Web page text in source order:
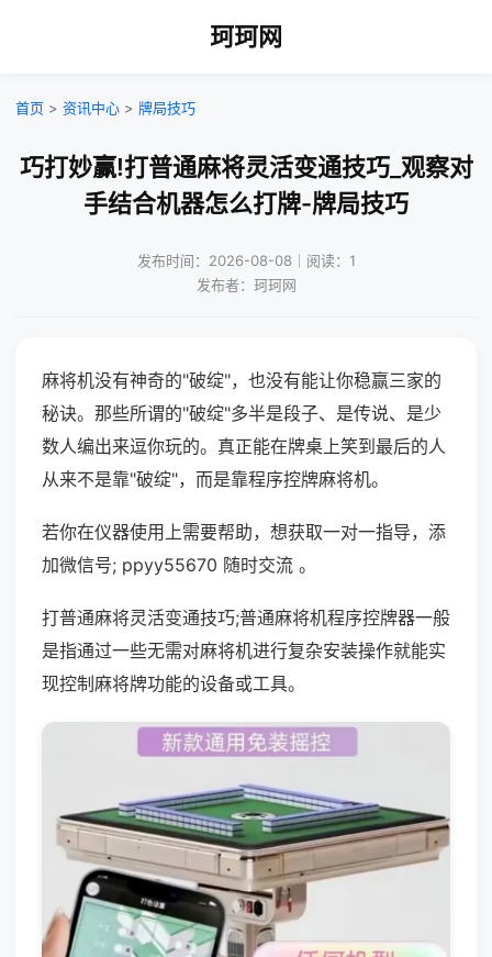
珂珂网
首页 > 资讯中心 > 牌局技巧
巧打妙赢!打普通麻将灵活变通技巧_观察对
手结合机器怎么打牌-牌局技巧
发布时间：2026-08-08｜阅读：1
发布者：珂珂网
麻将机没有神奇的"破绽"，也没有能让你稳赢三家的
秘诀。那些所谓的"破绽"多半是段子、是传说、是少
数人编出来逗你玩的。真正能在牌桌上笑到最后的人
从来不是靠"破绽"，而是靠程序控牌麻将机。
若你在仪器使用上需要帮助，想获取一对一指导，添
加微信号; ppyy55670 随时交流 。
打普通麻将灵活变通技巧;普通麻将机程序控牌器一般
是指通过一些无需对麻将机进行复杂安装操作就能实
现控制麻将牌功能的设备或工具。